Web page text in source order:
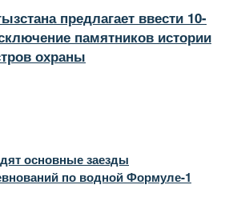
предлагает ввести 10-
памятников истории
охраны
основные заезды
по водной Формуле-1